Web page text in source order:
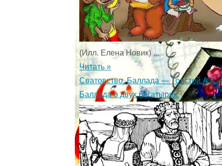
(Илл. Елена Новик) ...
Читать »
Сватовство. Баллада — Толстой А.К.
Баллада о двух богатырях.